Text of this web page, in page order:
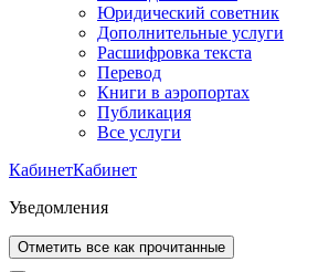
Юридический советник
Дополнительные услуги
Расшифровка текста
Перевод
Книги в аэропортах
Публикация
Все услуги
КабинетКабинет
Уведомления
Отметить все как прочитанные